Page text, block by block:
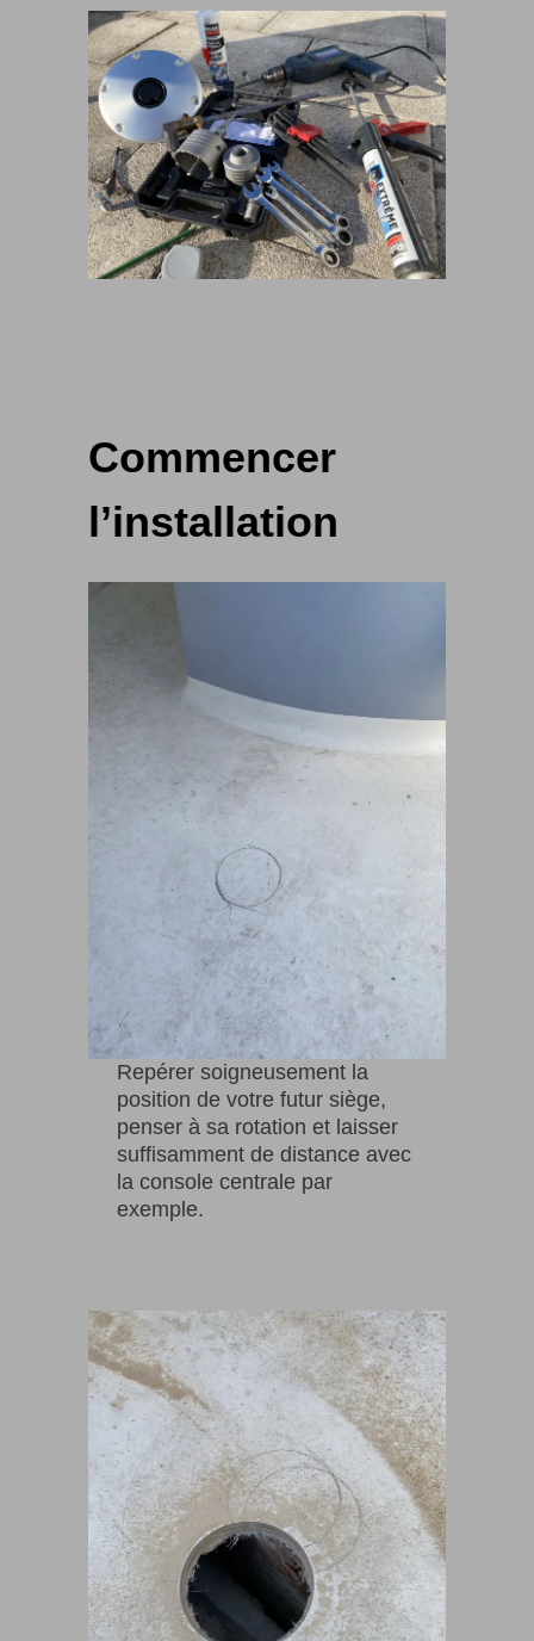
Commencer
l’installation
Repérer soigneusement la
position de votre futur siège,
penser à sa rotation et laisser
suffisamment de distance avec
la console centrale par
exemple.